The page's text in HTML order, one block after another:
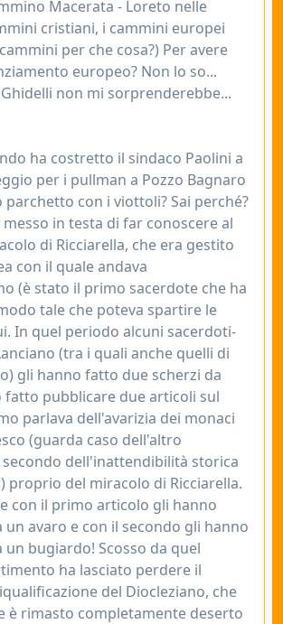
Macerata - Loreto nelle
cristiani, i cammini europei
per che cosa?) Per avere
europeo? Non lo so...
non mi sorprenderebbe...
ha costretto il sindaco Paolini a
per i pullman a Pozzo Bagnaro
parchetto con i viottoli? Sai perché?
messo in testa di far conoscere al
di Ricciarella, che era gestito
con il quale andava
(è stato il primo sacerdote che ha
tale che poteva spartire le
In quel periodo alcuni sacerdoti-
(tra i quali anche quelli di
gli hanno fatto due scherzi da
fatto pubblicare due articoli sul
parlava dell'avarizia dei monaci
(guarda caso dell'altro
dell'inattendibilità storica
proprio del miracolo di Ricciarella.
con il primo articolo gli hanno
un avaro e con il secondo gli hanno
un bugiardo! Scosso da quel
ha lasciato perdere il
del Diocleziano, che
è rimasto completamente deserto